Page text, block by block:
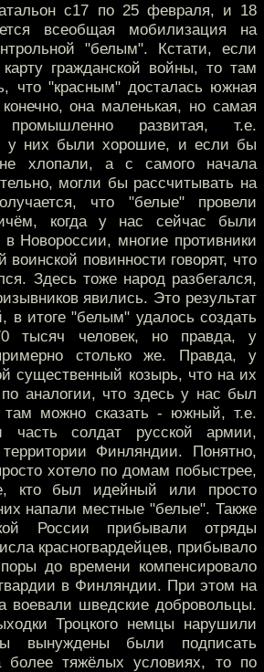
с17 по 25 февраля, и 18
всеобщая мобилизация на
"белым". Кстати, если
гражданской войны, то там
что "красным" досталась южная
она маленькая, но самая
промышленно развитая, т.е.
у них были хорошие, и если бы
хлопали, а с самого начала
могли бы рассчитывать на
что "белые" провели
когда у нас сейчас были
Новороссии, многие противники
повинности говорят, что
Здесь тоже народ разбегался,
явились. Это результат
в итоге "белым" удалось создать
тысяч человек, но правда, у
столько же. Правда, у
существенный козырь, что на их
аналогии, что здесь у нас был
там можно сказать - южный, т.е.
часть солдат русской армии,
Финляндии. Понятно,
хотело по домам побыстрее,
кто был идейный или просто
напали местные "белые". Также
России прибывали отряды
красногвардейцев, прибывало
до времени компенсировало
в Финляндии. При этом на
воевали шведские добровольцы.
Троцкого немцы нарушили
вынуждены были подписать
более тяжёлых условиях, то по